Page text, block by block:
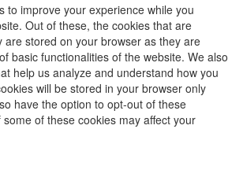
to improve your experience while you
Out of these, the cookies that are
are stored on your browser as they are
basic functionalities of the website. We also
help us analyze and understand how you
will be stored in your browser only
have the option to opt-out of these
of these cookies may affect your